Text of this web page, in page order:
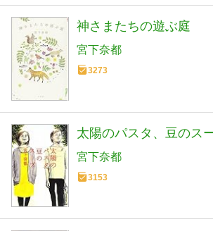
神さまたちの遊ぶ庭
宮下奈都
3273
太陽のパスタ、豆のス
宮下奈都
3153